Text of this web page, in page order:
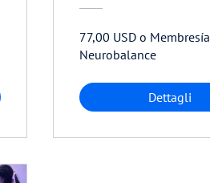
77,00 USD o Membresía
Neurobalance
Dettagli